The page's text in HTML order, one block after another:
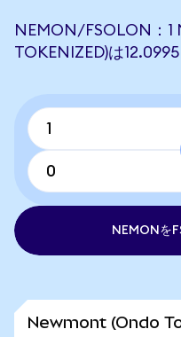
NEMON/FSOLON：1
TOKENIZED)は
NEMONを
Newmont (Ondo